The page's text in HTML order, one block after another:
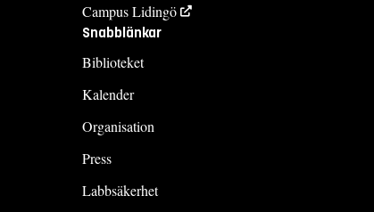
Campus Lidingö
Snabblänkar
Biblioteket
Kalender
Organisation
Press
Labbsäkerhet